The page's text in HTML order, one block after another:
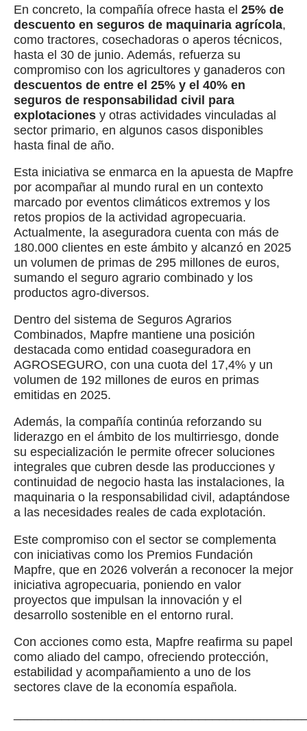
En concreto, la compañía ofrece hasta el 25% de
descuento en seguros de maquinaria agrícola,
como tractores, cosechadoras o aperos técnicos,
hasta el 30 de junio. Además, refuerza su
compromiso con los agricultores y ganaderos con
descuentos de entre el 25% y el 40% en
seguros de responsabilidad civil para
explotaciones y otras actividades vinculadas al
sector primario, en algunos casos disponibles
hasta final de año.
Esta iniciativa se enmarca en la apuesta de Mapfre
por acompañar al mundo rural en un contexto
marcado por eventos climáticos extremos y los
retos propios de la actividad agropecuaria.
Actualmente, la aseguradora cuenta con más de
180.000 clientes en este ámbito y alcanzó en 2025
un volumen de primas de 295 millones de euros,
sumando el seguro agrario combinado y los
productos agro-diversos.
Dentro del sistema de Seguros Agrarios
Combinados, Mapfre mantiene una posición
destacada como entidad coaseguradora en
AGROSEGURO, con una cuota del 17,4% y un
volumen de 192 millones de euros en primas
emitidas en 2025.
Además, la compañía continúa reforzando su
liderazgo en el ámbito de los multirriesgo, donde
su especialización le permite ofrecer soluciones
integrales que cubren desde las producciones y
continuidad de negocio hasta las instalaciones, la
maquinaria o la responsabilidad civil, adaptándose
a las necesidades reales de cada explotación.
Este compromiso con el sector se complementa
con iniciativas como los Premios Fundación
Mapfre, que en 2026 volverán a reconocer la mejor
iniciativa agropecuaria, poniendo en valor
proyectos que impulsan la innovación y el
desarrollo sostenible en el entorno rural.
Con acciones como esta, Mapfre reafirma su papel
como aliado del campo, ofreciendo protección,
estabilidad y acompañamiento a uno de los
sectores clave de la economía española.